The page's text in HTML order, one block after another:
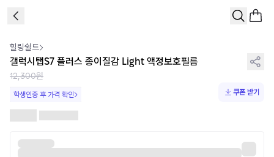
힐링쉴드
갤럭시탭S7 플러스 종이질감 Light 액정보호필름
12,300원
학생인증 후 가격 확인 쿠폰 받기